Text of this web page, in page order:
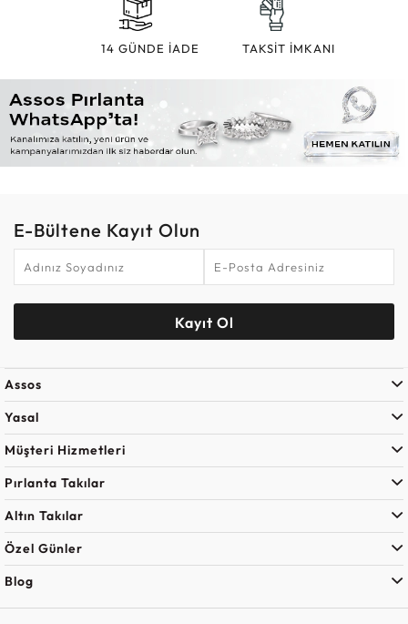
14 GÜNDE İADE TAKSİT İMKANI
E-Bültene Kayıt Olun
Kayıt Ol
Assos
Yasal
Müşteri Hizmetleri
Pırlanta Takılar
Altın Takılar
Özel Günler
Blog